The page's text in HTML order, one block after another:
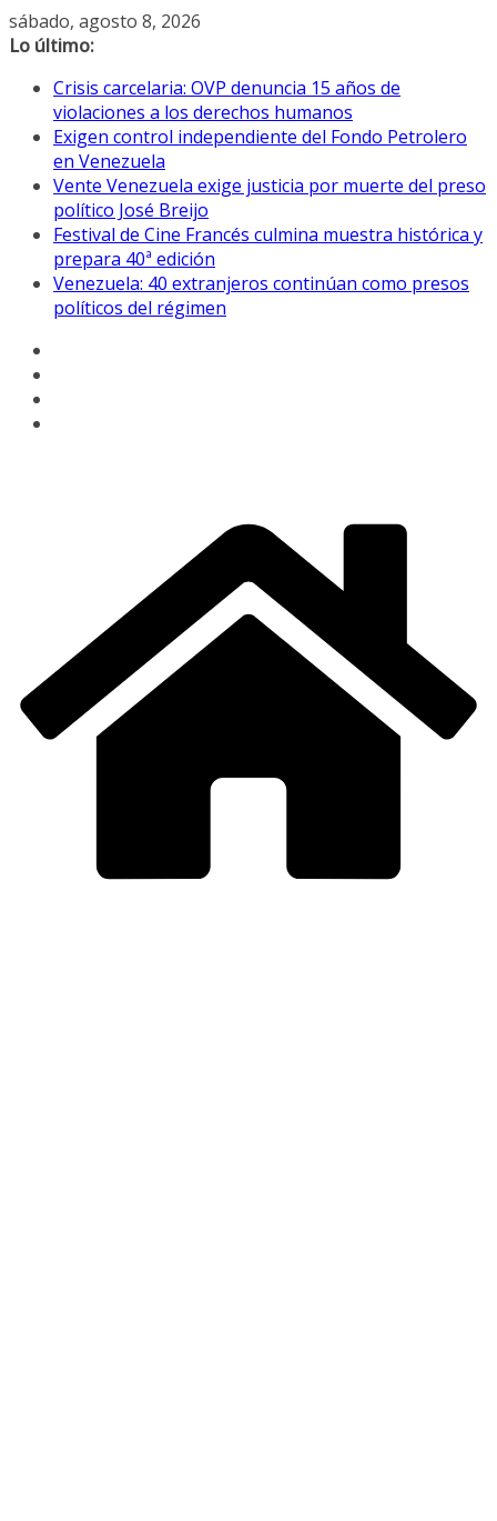
Saltar
al
sábado, agosto 8, 2026
Lo último:
Crisis carcelaria: OVP denuncia 15 años de
violaciones a los derechos humanos
Exigen control independiente del Fondo Petrolero
en Venezuela
Vente Venezuela exige justicia por muerte del preso
político José Breijo
Festival de Cine Francés culmina muestra histórica y
prepara 40ª edición
Venezuela: 40 extranjeros continúan como presos
políticos del régimen